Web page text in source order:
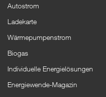
Autostrom
Ladekarte
Wärmepumpenstrom
Biogas
Individuelle Energielösungen
Energiewende-Magazin